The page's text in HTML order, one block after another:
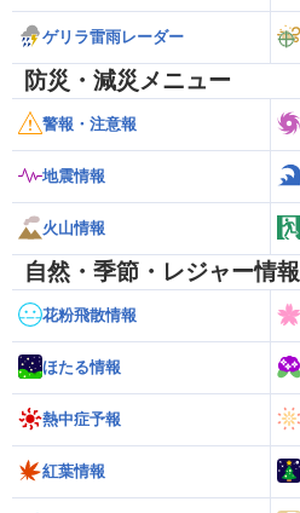
ゲリラ雷雨レーダー
防災・減災メニュー
警報・注意報
地震情報
火山情報
自然・季節・レジャー情報
花粉飛散情報
ほたる情報
熱中症予報
紅葉情報